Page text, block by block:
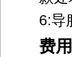
6:导
费